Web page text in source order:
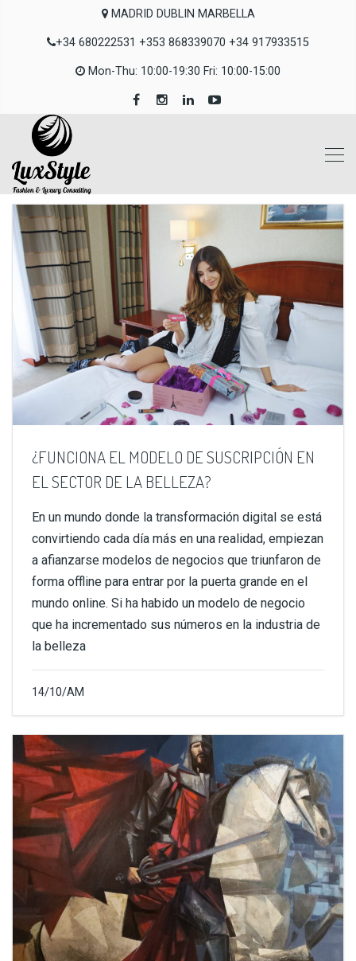
MADRID DUBLIN MARBELLA
+34 680222531 +353 868339070 +34 917933515
Mon-Thu: 10:00-19:30 Fri: 10:00-15:00
¿FUNCIONA EL MODELO DE SUSCRIPCIÓN EN
EL SECTOR DE LA BELLEZA?
En un mundo donde la transformación digital se está
convirtiendo cada día más en una realidad, empiezan
a afianzarse modelos de negocios que triunfaron de
forma offline para entrar por la puerta grande en el
mundo online. Si ha habido un modelo de negocio
que ha incrementado sus números en la industria de
la belleza
14/10/AM